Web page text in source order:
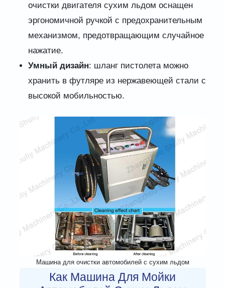
очистки двигателя сухим льдом оснащен
эргономичной ручкой с предохранительным
механизмом, предотвращающим случайное
нажатие.
Умный дизайн: шланг пистолета можно
хранить в футляре из нержавеющей стали с
высокой мобильностью.
Машина для очистки автомобилей с сухим льдом
Как Машина Для Мойки